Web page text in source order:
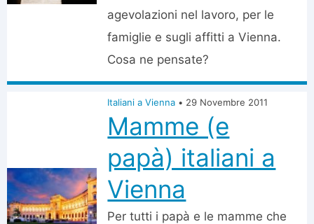
agevolazioni nel lavoro, per le
famiglie e sugli affitti a Vienna.
Cosa ne pensate?
Italiani a Vienna • 29 Novembre 2011
Mamme (e
papà) italiani a
Vienna
Per tutti i papà e le mamme che